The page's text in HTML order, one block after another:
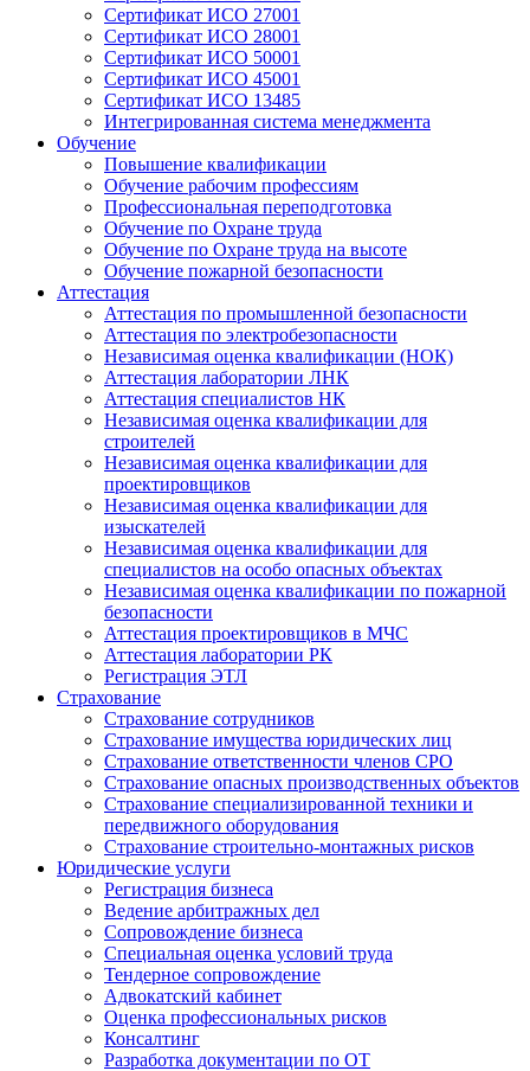
Сертификат ИСО 27001
Сертификат ИСО 28001
Сертификат ИСО 50001
Сертификат ИСО 45001
Сертификат ИСО 13485
Интегрированная система менеджмента
Обучение
Повышение квалификации
Обучение рабочим профессиям
Профессиональная переподготовка
Обучение по Охране труда
Обучение по Охране труда на высоте
Обучение пожарной безопасности
Аттестация
Аттестация по промышленной безопасности
Аттестация по электробезопасности
Независимая оценка квалификации (НОК)
Аттестация лаборатории ЛНК
Аттестация специалистов НК
Независимая оценка квалификации для
строителей
Независимая оценка квалификации для
проектировщиков
Независимая оценка квалификации для
изыскателей
Независимая оценка квалификации для
специалистов на особо опасных объектах
Независимая оценка квалификации по пожарной
безопасности
Аттестация проектировщиков в МЧС
Аттестация лаборатории РК
Регистрация ЭТЛ
Страхование
Страхование сотрудников
Страхование имущества юридических лиц
Страхование ответственности членов СРО
Страхование опасных производственных объектов
Страхование специализированной техники и
передвижного оборудования
Страхование строительно-монтажных рисков
Юридические услуги
Регистрация бизнеса
Ведение арбитражных дел
Сопровождение бизнеса
Специальная оценка условий труда
Тендерное сопровождение
Адвокатский кабинет
Оценка профессиональных рисков
Консалтинг
Разработка документации по ОТ